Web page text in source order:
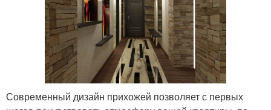
Современный дизайн прихожей позволяет с первых